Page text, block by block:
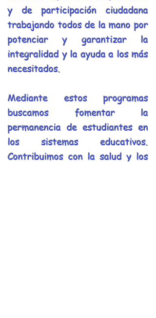
y de participación ciudadana
trabajando todos de la mano por
potenciar y garantizar la
integralidad y la ayuda a los más
necesitados.
Mediante estos programas
buscamos fomentar la
permanencia de estudiantes en
los sistemas educativos.
Contribuimos con la salud y los